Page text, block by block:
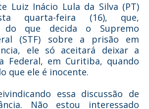
Luiz Inácio Lula da Silva (PT)
quarta-feira (16), que,
do que decida o Supremo
(STF) sobre a prisão em
ele só aceitará deixar a
Federal, em Curitiba, quando
que ele é inocente.
essa discussão de
Não estou interessado